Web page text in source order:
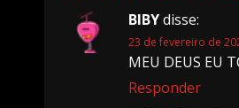
BIBYdisse:
23 de fevereiro de
MEU DEUS EU
Responder